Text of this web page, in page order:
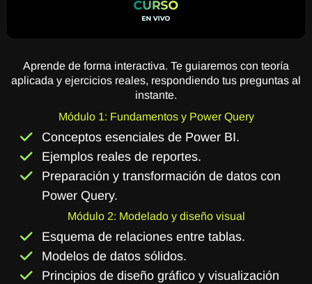
Aprende de forma interactiva. Te guiaremos con teoría
aplicada y ejercicios reales, respondiendo tus preguntas al
instante.
Módulo 1: Fundamentos y Power Query
Conceptos esenciales de Power BI.
Ejemplos reales de reportes.
Preparación y transformación de datos con
Power Query.
Módulo 2: Modelado y diseño visual
Esquema de relaciones entre tablas.
Modelos de datos sólidos.
Principios de diseño gráfico y visualización